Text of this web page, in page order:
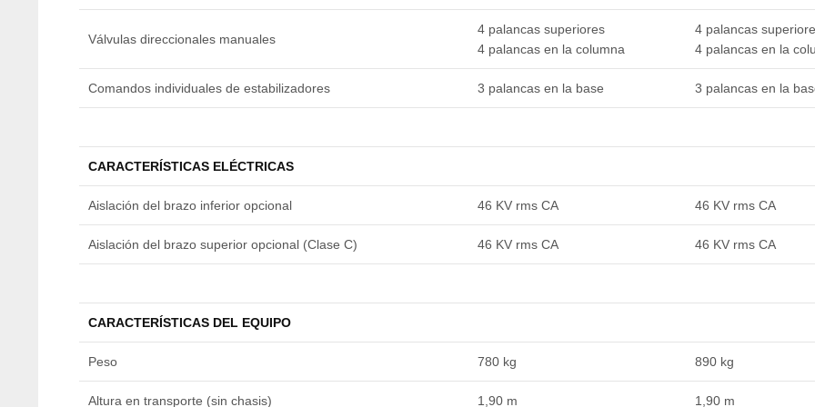
Válvulas direccionales manuales
4 palancas superiores
4 palancas en la columna
4 palancas
4 palancas en la
Comandos individuales de estabilizadores 3 palancas en la base 3 palancas en la
CARACTERÍSTICAS ELÉCTRICAS
Aislación del brazo inferior opcional 46 KV rms CA 46 KV rms CA
Aislación del brazo superior opcional (Clase C) 46 KV rms CA 46 KV rms CA
CARACTERÍSTICAS DEL EQUIPO
Peso 780 kg 890 kg
Altura en transporte (sin chasis) 1,90 m 1,90 m